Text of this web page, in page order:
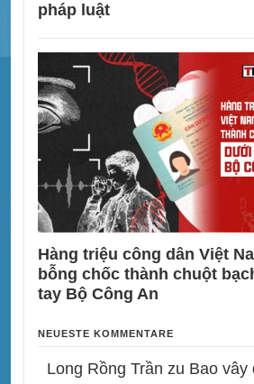
pháp luật
Hàng triệu công dân Việt
bỗng chốc thành chuột
tay Bộ Công An
NEUESTE KOMMENTARE
Long Rồng Trần zu Bao vây